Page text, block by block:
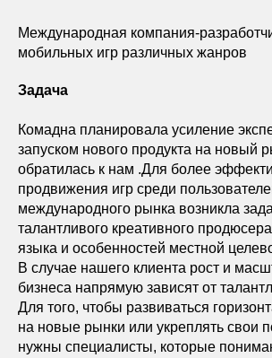
Международная компания-
мобильных игр различных жанров
Задача
Комадна планировала усиление
запуском нового продукта на новый
обратилась к нам .Для более
продвижения игр среди
международного рынка возникла
талантливого креативного
языка и особенностей местной
В случае нашего клиента рост и
бизнеса напрямую зависят от
Для того, чтобы развиваться
на новые рынки или укреплять свои
нужны специалисты, которые